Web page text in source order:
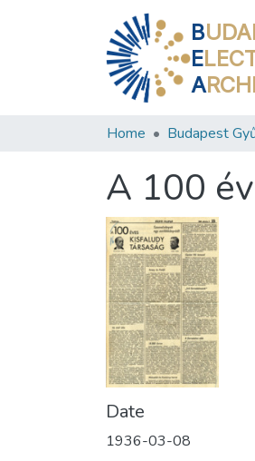
B
E
A
Home Budapest
A 100
Date
1936-03-08